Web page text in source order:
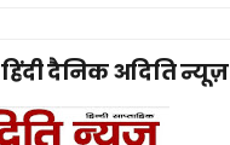
हिंदी दैनिक अदिति न्यूज़